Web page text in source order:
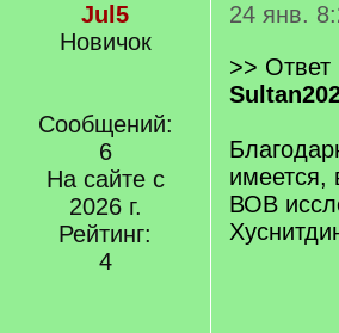
Jul5
Новичок
Сообщений:
6
На сайте с
2026 г.
Рейтинг:
4
24 янв.
>> Ответ
имеется,
ВОВ